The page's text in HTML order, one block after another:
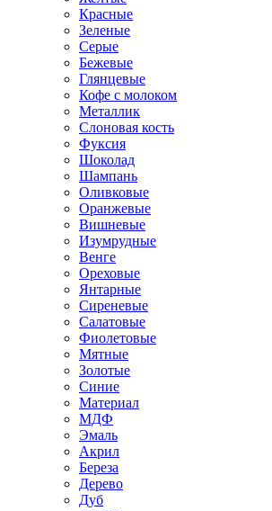
Красные
Зеленые
Серые
Бежевые
Глянцевые
Кофе с молоком
Металлик
Слоновая кость
Фуксия
Шоколад
Шампань
Оливковые
Оранжевые
Вишневые
Изумрудные
Венге
Ореховые
Янтарные
Сиреневые
Салатовые
Фиолетовые
Мятные
Золотые
Синие
Материал
МДФ
Эмаль
Акрил
Береза
Дерево
Дуб